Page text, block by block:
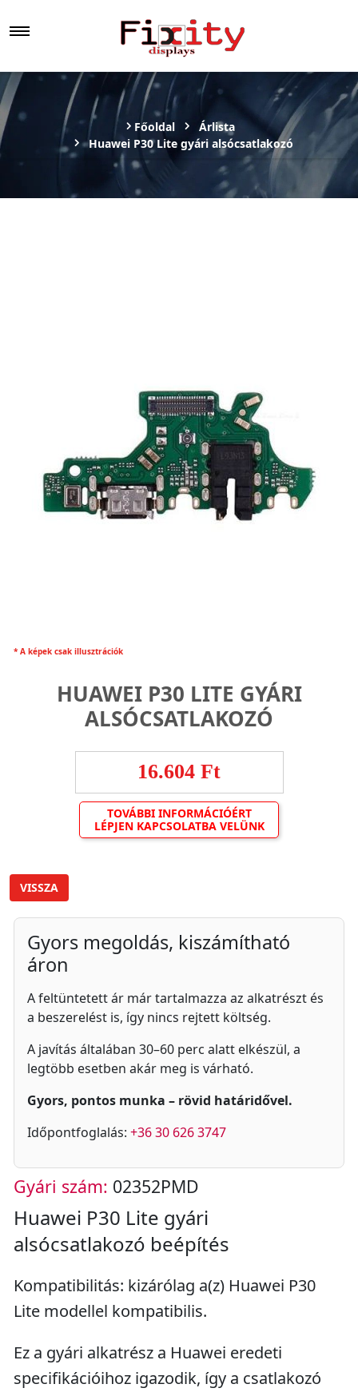
Főoldal
Árlista
Huawei P30 Lite gyári alsócsatlakozó
* A képek csak illusztrációk
HUAWEI P30 LITE GYÁRI
ALSÓCSATLAKOZÓ
16.604 Ft
TOVÁBBI INFORMÁCIÓÉRT
LÉPJEN KAPCSOLATBA VELÜNK
VISSZA
Gyors megoldás, kiszámítható
áron
A feltüntetett ár már tartalmazza az alkatrészt és
a beszerelést is, így nincs rejtett költség.
A javítás általában 30–60 perc alatt elkészül, a
legtöbb esetben akár meg is várható.
Gyors, pontos munka – rövid határidővel.
Időpontfoglalás: +36 30 626 3747
Gyári szám: 02352PMD
Huawei P30 Lite gyári
alsócsatlakozó beépítés
Kompatibilitás: kizárólag a(z) Huawei P30
Lite modellel kompatibilis.
Ez a gyári alkatrész a Huawei eredeti
specifikációihoz igazodik, így a csatlakozó